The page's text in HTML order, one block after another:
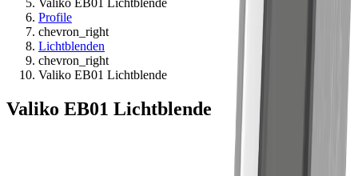
Profile
chevron_right
Lichtblenden
chevron_right
Valiko EB01 Lichtblende
Valiko EB01 Lichtblende